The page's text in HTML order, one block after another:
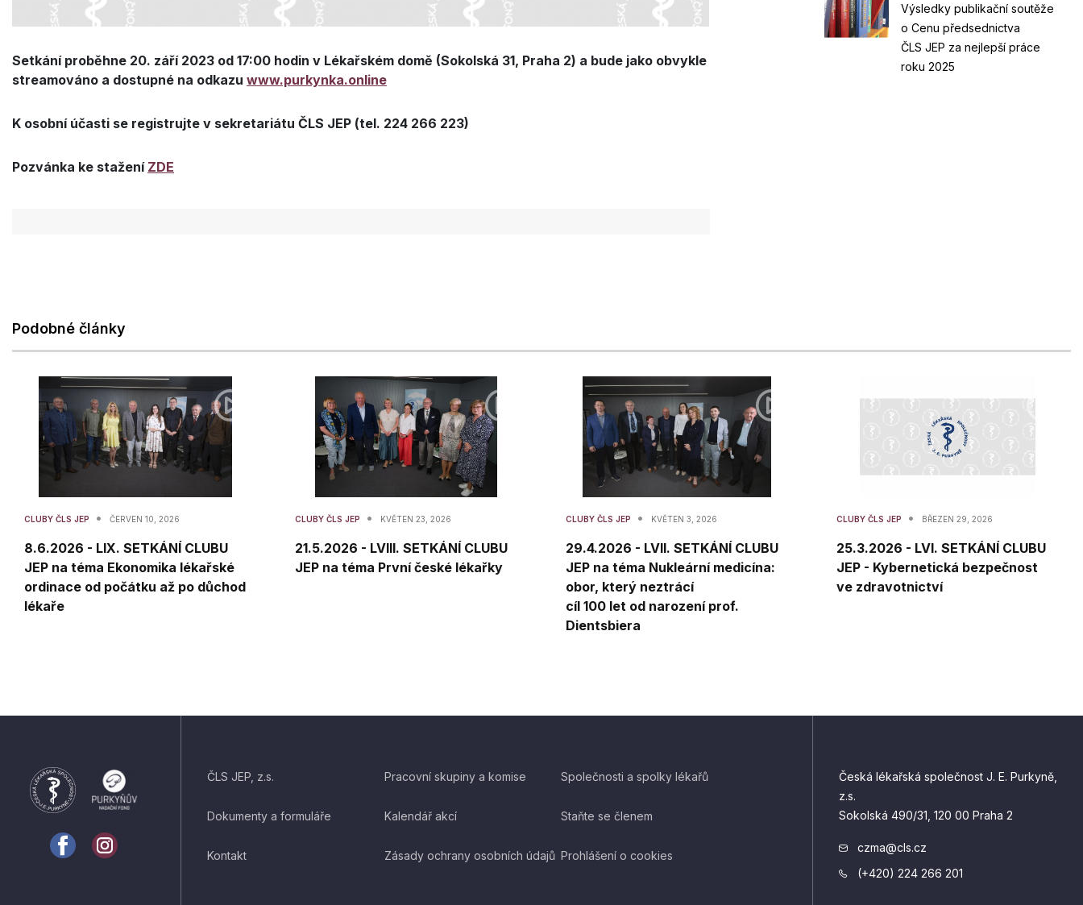
Setkání proběhne 20. září 2023 od 17:00 hodin v Lékařském domě (Sokolská 31, Praha 2) a bude jako obvykle
streamováno a dostupné na odkazu www.purkynka.online
K osobní účasti se registrujte v sekretariátu ČLS JEP (tel. 224 266 223)
Pozvánka ke stažení ZDE
Výsledky publikační soutěže
o Cenu předsednictva
ČLS JEP za nejlepší práce
roku 2025
Podobné články
CLUBY ČLS JEP • ČERVEN 10, 2026
8.6.2026 - LIX. SETKÁNÍ CLUBU
JEP na téma Ekonomika lékařské
ordinace od počátku až po důchod
lékaře
CLUBY ČLS JEP • KVĚTEN 23, 2026
21.5.2026 - LVIII. SETKÁNÍ CLUBU
JEP na téma První české lékařky
CLUBY ČLS JEP • KVĚTEN 3, 2026
29.4.2026 - LVII. SETKÁNÍ CLUBU
JEP na téma Nukleární medicína:
obor, který neztrácí
cíl 100 let od narození prof.
Dientsbiera
CLUBY ČLS JEP • BŘEZEN 29, 2026
25.3.2026 - LVI. SETKÁNÍ CLUBU
JEP - Kybernetická bezpečnost
ve zdravotnictví
ČLS JEP, z.s. Pracovní skupiny a komise Společnosti a spolky lékařů
Dokumenty a formuláře Kalendář akcí Staňte se členem
Kontakt Zásady ochrany osobních údajů Prohlášení o cookies
Česká lékařská společnost J. E. Purkyně,
z.s.
Sokolská 490/31, 120 00 Praha 2
czma@cls.cz
(+420) 224 266 201